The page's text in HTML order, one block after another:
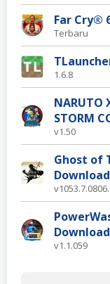
Far Cry®
Terbaru
1.6.8
NARUTO
STORM
v1.50
Ghost of
Download
Download
v1.1.059